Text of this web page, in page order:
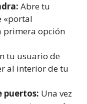
Abre tu
«portal
primera opción
tu usuario de
al interior de tu
puertos: Una vez